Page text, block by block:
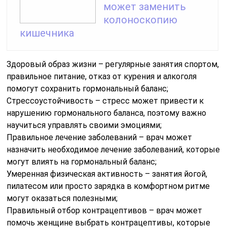
может заменить
колоноскопию
кишечника
Здоровый образ жизни – регулярные занятия спортом,
правильное питание, отказ от курения и алкоголя
помогут сохранить гормональный баланс;
Стрессоустойчивость – стресс может привести к
нарушению гормонального баланса, поэтому важно
научиться управлять своими эмоциями;
Правильное лечение заболеваний – врач может
назначить необходимое лечение заболеваний, которые
могут влиять на гормональный баланс;
Умеренная физическая активность – занятия йогой,
пилатесом или просто зарядка в комфортном ритме
могут оказаться полезными;
Правильный отбор контрацептивов – врач может
помочь женщине выбрать контрацептивы, которые